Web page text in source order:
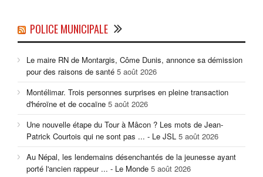
POLICE MUNICIPALE
Le maire RN de Montargis, Côme Dunis, annonce sa démission
pour des raisons de santé 5 août 2026
Montélimar. Trois personnes surprises en pleine transaction
d'héroïne et de cocaïne 5 août 2026
Une nouvelle étape du Tour à Mâcon ? Les mots de Jean-
Patrick Courtois qui ne sont pas ... - Le JSL 5 août 2026
Au Népal, les lendemains désenchantés de la jeunesse ayant
porté l'ancien rappeur ... - Le Monde 5 août 2026